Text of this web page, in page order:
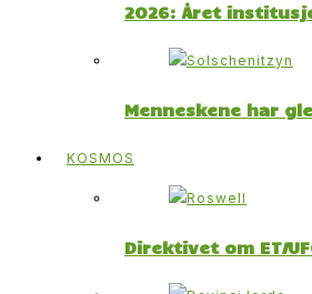
2026: Året
Menneskene har
KOSMOS
Direktivet om ET/